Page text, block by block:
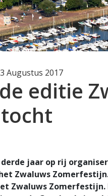
Augustus 2017
editie
jaar op rij
Zwaluws
Zwaluws